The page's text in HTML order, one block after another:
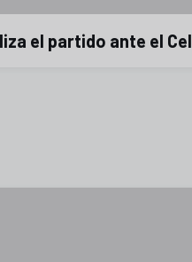
el partido ante el